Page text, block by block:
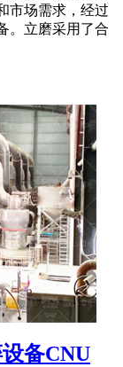
市场需求，经过
。立磨采用了合
备CNU